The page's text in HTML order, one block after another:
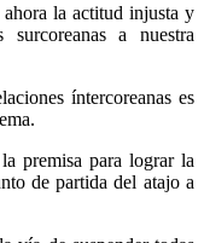
la actitud injusta y
a nuestra
íntercoreanas es
premisa para lograr la
de partida del atajo a